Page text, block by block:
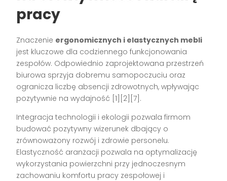
pracy
Znaczenie ergonomicznych i elastycznych mebli
jest kluczowe dla codziennego funkcjonowania
zespołów. Odpowiednio zaprojektowana przestrzeń
biurowa sprzyja dobremu samopoczuciu oraz
ogranicza liczbę absencji zdrowotnych, wpływając
pozytywnie na wydajność [1][2][7] .
Integracja technologii i ekologii pozwala firmom
budować pozytywny wizerunek dbający o
zrównoważony rozwój i zdrowie personelu.
Elastyczność aranżacji pozwala na optymalizację
wykorzystania powierzchni przy jednoczesnym
zachowaniu komfortu pracy zespołowej i